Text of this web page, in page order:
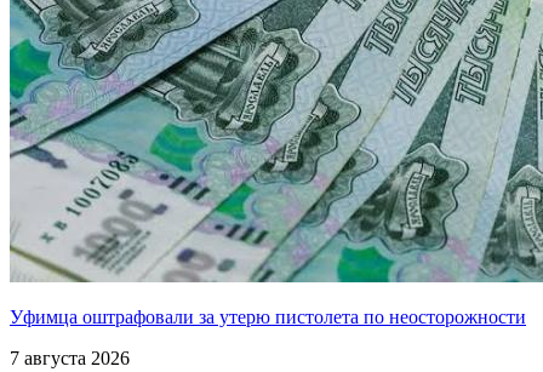
Уфимца оштрафовали за утерю пистолета по неосторожности
7 августа 2026